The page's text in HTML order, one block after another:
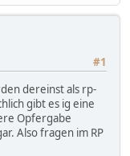
#1
dereinst als rp-
gibt es ig eine
Opfergabe
Also fragen im RP